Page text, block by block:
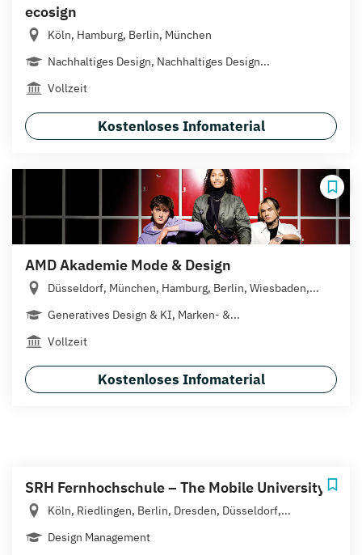
ecosign
Köln, Hamburg, Berlin, München
Nachhaltiges Design, Nachhaltiges Design...
Vollzeit
Kostenloses Infomaterial
AMD Akademie Mode & Design
Düsseldorf, München, Hamburg, Berlin, Wiesbaden,...
Generatives Design & KI, Marken- &...
Vollzeit
Kostenloses Infomaterial
SRH Fernhochschule – The Mobile University
Köln, Riedlingen, Berlin, Dresden, Düsseldorf,...
Design Management